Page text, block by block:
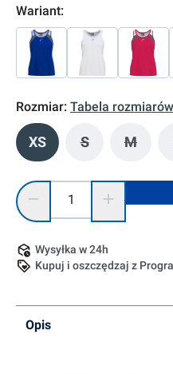
Wariant:
Rozmiar: Tabela rozmiarów
XS S(Ta opcja jest
M(Ta
Ilość produktu: Wprowadź
Wysyłka w 24h
Kupuj i oszczędzaj z
Opis